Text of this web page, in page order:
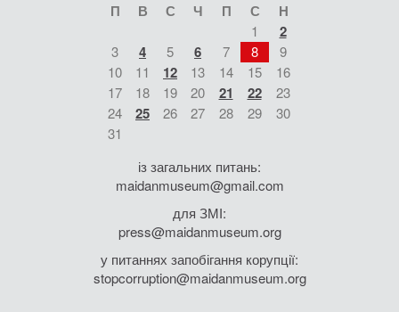
П В С Ч П С Н
1 2
3 4 5 6 7 8
9
10
11 12 13 14 15
16
17
18 19 20 21 22
23
24
25 26 27 28 29
30
31
із загальних питань:
maidanmuseum@gmail.com
для ЗМІ:
press@maidanmuseum.org
у питаннях запобігання корупції:
stopcorruption@maidanmuseum.org